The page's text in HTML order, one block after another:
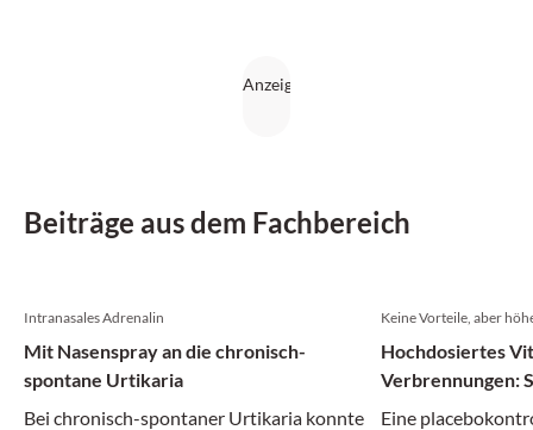
Beiträge aus dem Fachbereich
Intranasales Adrenalin
Mit Nasenspray an die chronisch-
spontane Urtikaria
Bei chronisch-spontaner Urtikaria konnte
Keine Vorteile, aber
Hochdosiertes
Verbrennungen:
Eine